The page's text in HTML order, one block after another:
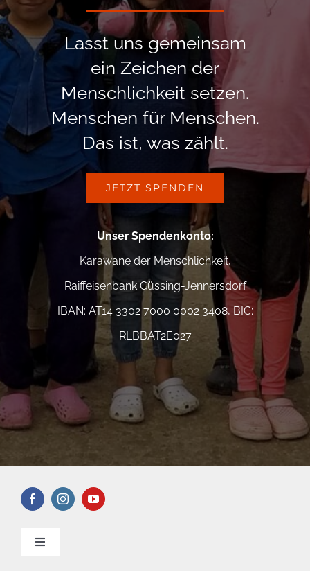
Lasst uns gemeinsam
ein Zeichen der
Menschlichkeit setzen.
Menschen für Menschen.
Das ist, was zählt.
JETZT SPENDEN
Unser Spendenkonto:
Karawane der Menschlichkeit,
Raiffeisenbank Güssing-Jennersdorf
IBAN: AT14 3302 7000 0002 3408, BIC:
RLBBAT2E027
Toggle